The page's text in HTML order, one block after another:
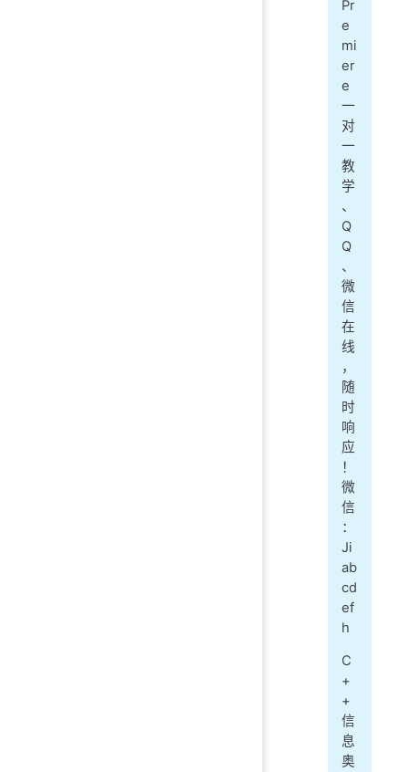
Pr
e
mi
er
e
一
对
一
教
学
、
Q
Q
、
微
信
在
线
，
随
时
响
应
！
微
信
：
Ji
ab
cd
ef
h
C
+
+
信
息
奥